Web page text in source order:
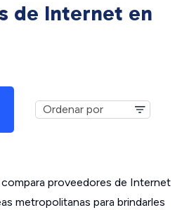
de Internet en
proveedores de Internet
metropolitanas para brindarles